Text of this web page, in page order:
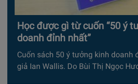
Học được gì từ cuốn “50 ý
doanh đỉnh nhất”
Cuốn sách 50 ý tưởng kinh doanh
giả Ian Wallis. Do Bùi Thị Ngọc